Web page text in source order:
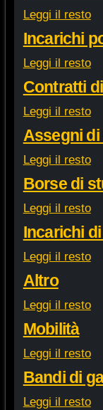
Leggi il resto
Incarichi
Leggi il resto
Contratti
Leggi il resto
Assegni
Leggi il resto
Borse di
Leggi il resto
Incarichi
Leggi il resto
Altro
Leggi il resto
Mobilità
Leggi il resto
Bandi di
Leggi il resto